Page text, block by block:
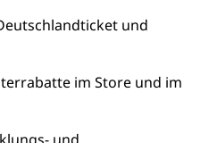
und
im Store und im